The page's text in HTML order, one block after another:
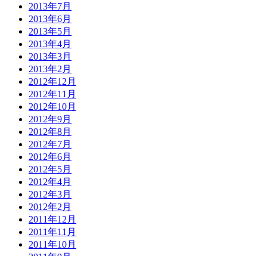
2013年7月
2013年6月
2013年5月
2013年4月
2013年3月
2013年2月
2012年12月
2012年11月
2012年10月
2012年9月
2012年8月
2012年7月
2012年6月
2012年5月
2012年4月
2012年3月
2012年2月
2011年12月
2011年11月
2011年10月